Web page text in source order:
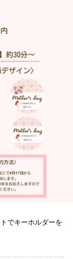
でキーホルダーを